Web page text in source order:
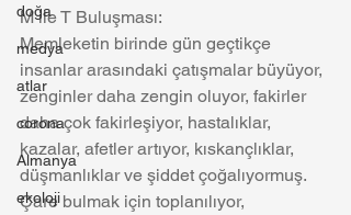
doğa
medya
atlar
corona
Almanya
ekoloji
M ile T Buluşması:
Memleketin birinde gün geçtikçe
insanlar arasındaki çatışmalar büyüyor,
zenginler daha zengin oluyor, fakirler
daha çok fakirleşiyor, hastalıklar,
kazalar, afetler artıyor, kıskançlıklar,
düşmanlıklar ve şiddet çoğalıyormuş.
Çare bulmak için toplanılıyor,